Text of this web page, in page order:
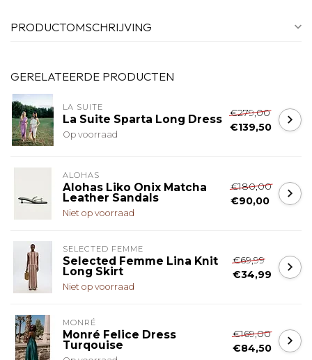
PRODUCTOMSCHRIJVING
GERELATEERDE PRODUCTEN
LA SUITE
La Suite Sparta Long Dress
Op voorraad
€279,00
€139,50
ALOHAS
Alohas Liko Onix Matcha
Leather Sandals
Niet op voorraad
€180,00
€90,00
SELECTED FEMME
Selected Femme Lina Knit
Long Skirt
Niet op voorraad
€69,99
€34,99
MONRÉ
Monré Felice Dress
Turqouise
€169,00
€84,50